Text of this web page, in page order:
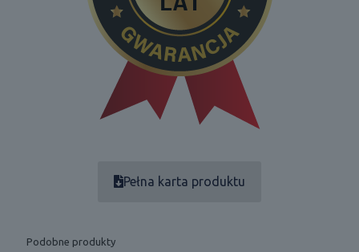
Pełna karta produktu
Podobne produkty